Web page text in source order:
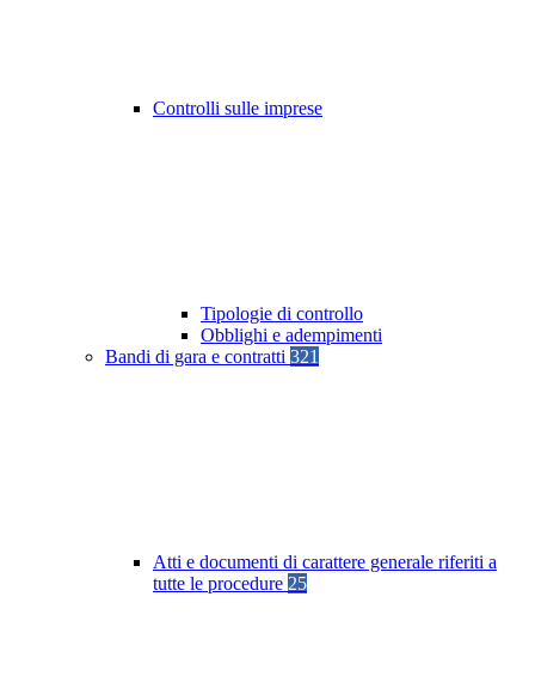
Controlli sulle imprese
Tipologie di controllo
Obblighi e adempimenti
Bandi di gara e contratti 321
Atti e documenti di carattere generale riferiti a
tutte le procedure 25